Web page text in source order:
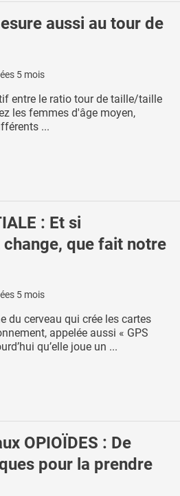
aussi au tour de
5 mois
entre le ratio tour de taille/taille
les femmes d'âge moyen,
...
: Et si
que fait notre
5 mois
du cerveau qui crée les cartes
appelée aussi « GPS
qu’elle joue un ...
OPIOÏDES : De
pour la prendre